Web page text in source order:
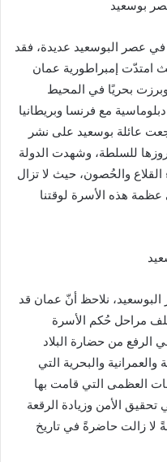
بوسعيد
في عصر البوسعيد عديدة، فقد
امتدّت إمبراطورية عمان
بحريًا في المحيط
مع فرنسا وبريطانيا
عائلة بوسعيد على نشر
للسلطة، وشهدت الدولة
القلاع والحُصون، حيث لا تزال
هذه الأسرة لوقتنا
نلاحظ أنّ عمان قد
مراحل حُكم الأسرة
الرفع من حضارة البلاد
والبحرية التي
العظمى التي قامت بها
الأمن وزيادة الرقعة
لا زالت حاضرةً في تاريخ